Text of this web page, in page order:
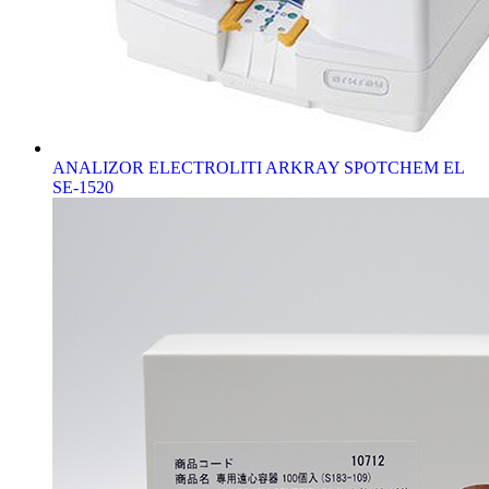
ANALIZOR ELECTROLITI ARKRAY SPOTCHEM EL
SE-1520